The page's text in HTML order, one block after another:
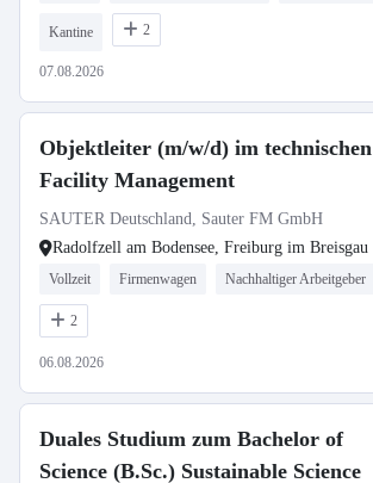
Kantine 2
07.08.2026
Objektleiter (m/w/d) im technischen
Facility Management
SAUTER Deutschland, Sauter FM GmbH
Radolfzell am Bodensee, Freiburg im Breisgau
Vollzeit Firmenwagen Nachhaltiger Arbeitgeber
2
06.08.2026
Duales Studium zum Bachelor of
Science (B.Sc.) Sustainable Science